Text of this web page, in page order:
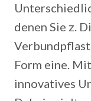
denen Sie z.
Form eine.
innovatives